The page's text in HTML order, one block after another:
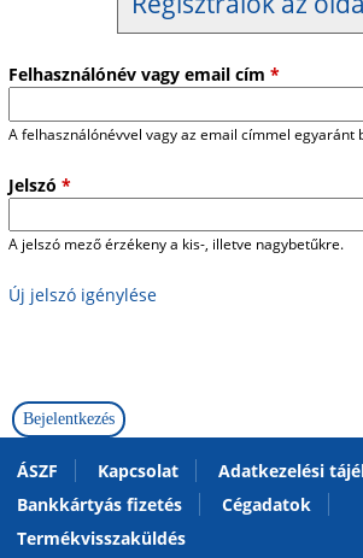
Felhasználónév vagy email cím *
A felhasználónévvel vagy az email címmel egyaránt
Jelszó *
A jelszó mező érzékeny a kis-, illetve nagybetűkre.
Új jelszó igénylése
ÁSZF Kapcsolat
Adatkezelési
Bankkártyás fizetés
Cégadatok
Termékvisszaküldés